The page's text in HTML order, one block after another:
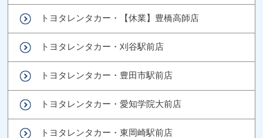
トヨタレンタカー・【休業】豊橋高師店
トヨタレンタカー・刈谷駅前店
トヨタレンタカー・豊田市駅前店
トヨタレンタカー・愛知学院大前店
トヨタレンタカー・東岡崎駅前店